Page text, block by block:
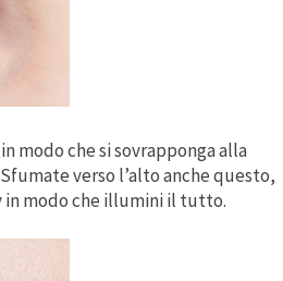
modo che si sovrapponga alla
verso l’alto anche questo,
in modo che illumini il tutto.